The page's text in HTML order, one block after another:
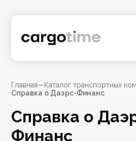
Главная—Каталог транспортных
Справка о Даэрс-Финанс
Справка о
Финанс